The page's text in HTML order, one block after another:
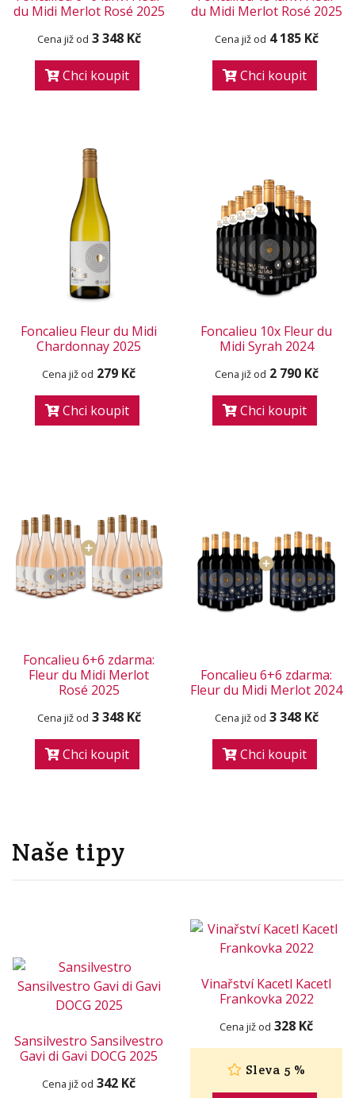
du Midi Merlot Rosé 2025
Cena již od 3 348 Kč
Chci koupit
du Midi Merlot Rosé 2025
Cena již od 4 185 Kč
Chci koupit
Foncalieu Fleur du Midi
Chardonnay 2025
Cena již od 279 Kč
Chci koupit
Foncalieu 10x Fleur du
Midi Syrah 2024
Cena již od 2 790 Kč
Chci koupit
Foncalieu 6+6 zdarma:
Fleur du Midi Merlot
Rosé 2025
Cena již od 3 348 Kč
Chci koupit
Foncalieu 6+6 zdarma:
Fleur du Midi Merlot 2024
Cena již od 3 348 Kč
Chci koupit
Naše tipy
Sansilvestro Sansilvestro
Gavi di Gavi DOCG 2025
Cena již od 342 Kč
Vinařství Kacetl Kacetl
Frankovka 2022
Cena již od 328 Kč
Sleva 5 %